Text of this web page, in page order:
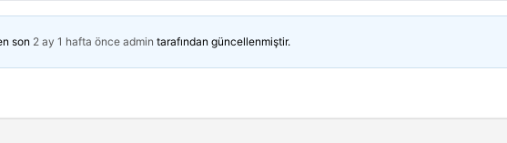
son 2 ay 1 hafta önce admin tarafından güncellenmiştir.